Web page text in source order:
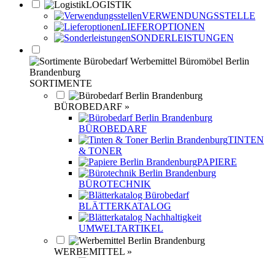
LOGISTIK
VERWENDUNGSSTELLE
LIEFEROPTIONEN
SONDERLEISTUNGEN
SORTIMENTE
BÜROBEDARF »
BÜROBEDARF
TINTEN
& TONER
PAPIERE
BÜROTECHNIK
BLÄTTERKATALOG
UMWELTARTIKEL
WERBEMITTEL »